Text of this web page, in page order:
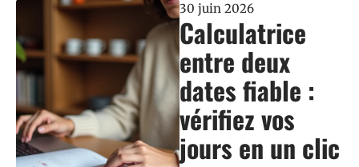
30 juin 2026
Calculatrice
entre deux
dates fiable :
vérifiez vos
jours en un clic